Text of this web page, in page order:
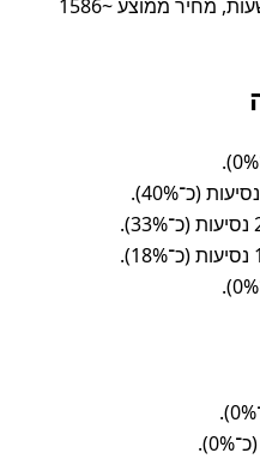
טיסה: זמן ממוצע 12 שעות, מחיר ממוצע ~1586